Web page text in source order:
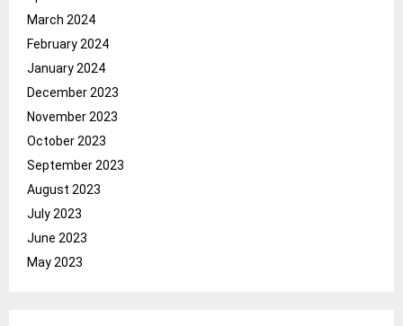
March 2024
February 2024
January 2024
December 2023
November 2023
October 2023
September 2023
August 2023
July 2023
June 2023
May 2023